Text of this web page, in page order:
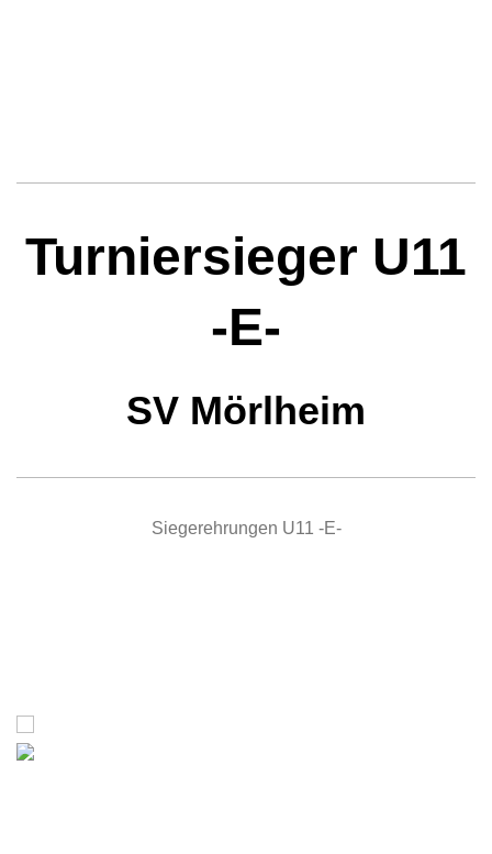
Turniersieger U11
-E-
SV Mörlheim
Siegerehrungen U11 -E-